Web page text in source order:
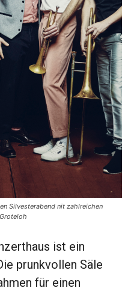
Silvesterabend nit zahlreichen
ist ein
prunkvollen Säle
für einen